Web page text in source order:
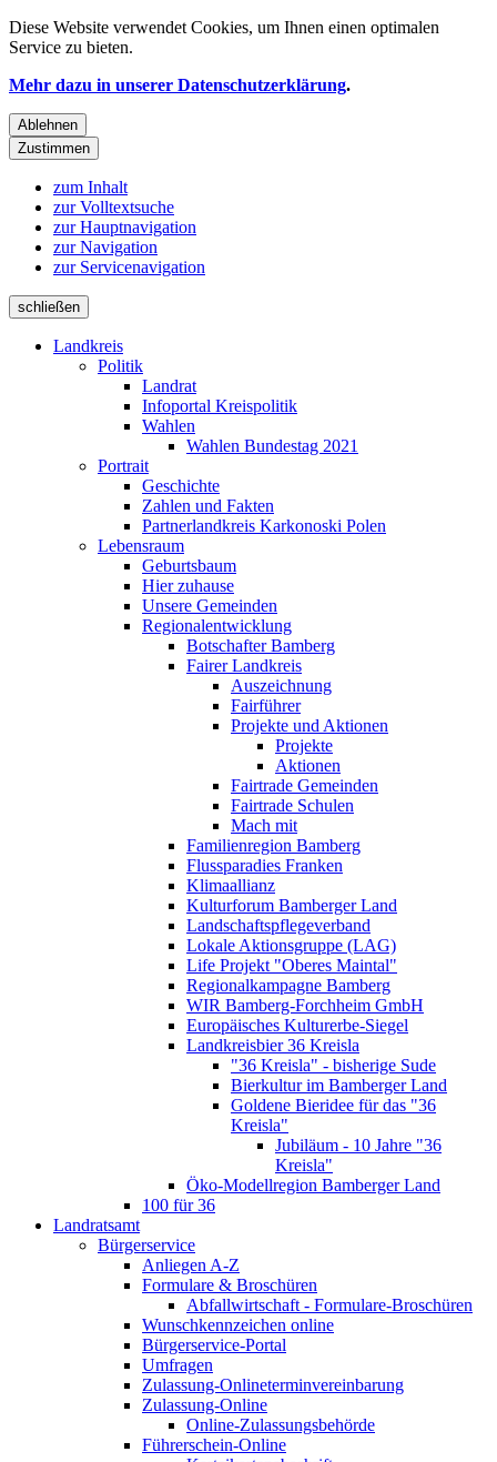
Diese Website verwendet Cookies, um Ihnen einen optimalen
Service zu bieten.
Mehr dazu in unserer Datenschutzerklärung.
Ablehnen
Zustimmen
zum Inhalt
zur Volltextsuche
zur Hauptnavigation
zur Navigation
zur Servicenavigation
schließen
Landkreis
Politik
Landrat
Infoportal Kreispolitik
Wahlen
Wahlen Bundestag 2021
Portrait
Geschichte
Zahlen und Fakten
Partnerlandkreis Karkonoski Polen
Lebensraum
Geburtsbaum
Hier zuhause
Unsere Gemeinden
Regionalentwicklung
Botschafter Bamberg
Fairer Landkreis
Auszeichnung
Fairführer
Projekte und Aktionen
Projekte
Aktionen
Fairtrade Gemeinden
Fairtrade Schulen
Mach mit
Familienregion Bamberg
Flussparadies Franken
Klimaallianz
Kulturforum Bamberger Land
Landschaftspflegeverband
Lokale Aktionsgruppe (LAG)
Life Projekt "Oberes Maintal"
Regionalkampagne Bamberg
WIR Bamberg-Forchheim GmbH
Europäisches Kulturerbe-Siegel
Landkreisbier 36 Kreisla
"36 Kreisla" - bisherige Sude
Bierkultur im Bamberger Land
Goldene Bieridee für das "36
Kreisla"
Jubiläum - 10 Jahre "36
Kreisla"
Öko-Modellregion Bamberger Land
100 für 36
Landratsamt
Bürgerservice
Anliegen A-Z
Formulare & Broschüren
Abfallwirtschaft - Formulare-Broschüren
Wunschkennzeichen online
Bürgerservice-Portal
Umfragen
Zulassung-Onlineterminvereinbarung
Zulassung-Online
Online-Zulassungsbehörde
Führerschein-Online